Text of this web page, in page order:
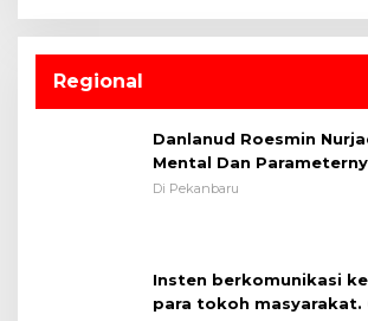
Regional
Danlanud Roesmin
Mental Dan
Melaksanakan ✈
Di Pekanbaru
Insten berkomunikasi
para tokoh masyarakat.